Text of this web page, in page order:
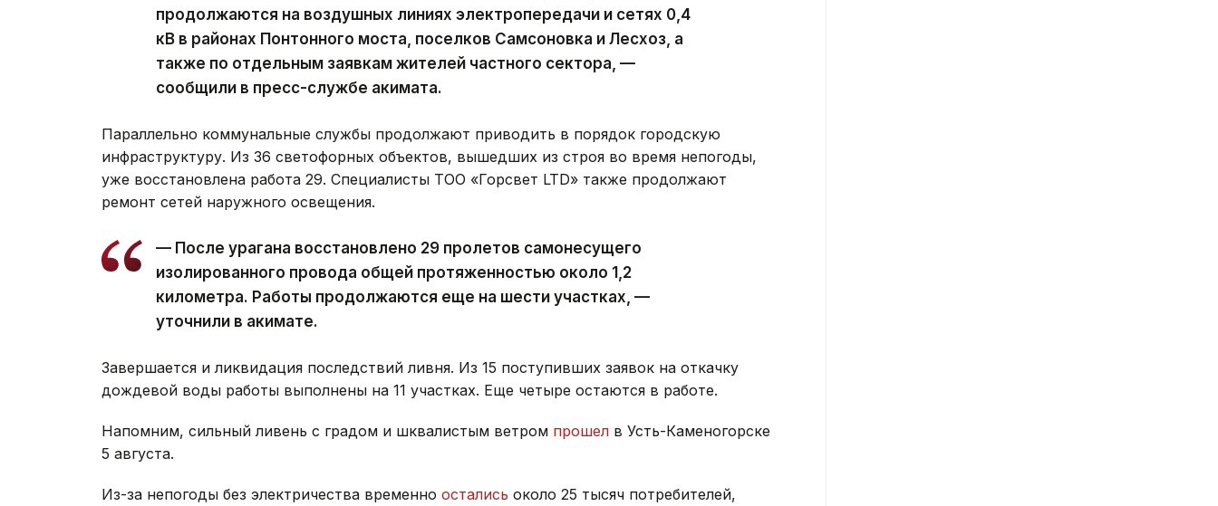
продолжаются на воздушных линиях электропередачи и сетях 0,4
кВ в районах Понтонного моста, поселков Самсоновка и Лесхоз, а
также по отдельным заявкам жителей частного сектора, —
сообщили в пресс-службе акимата.
Параллельно коммунальные службы продолжают приводить в порядок городскую
инфраструктуру. Из 36 светофорных объектов, вышедших из строя во время непогоды,
уже восстановлена работа 29. Специалисты ТОО «Горсвет LTD» также продолжают
ремонт сетей наружного освещения.
— После урагана восстановлено 29 пролетов самонесущего
изолированного провода общей протяженностью около 1,2
километра. Работы продолжаются еще на шести участках, —
уточнили в акимате.
Завершается и ликвидация последствий ливня. Из 15 поступивших заявок на откачку
дождевой воды работы выполнены на 11 участках. Еще четыре остаются в работе.
Напомним, сильный ливень с градом и шквалистым ветром прошел в Усть-Каменогорске
5 августа.
Из-за непогоды без электричества временно остались около 25 тысяч потребителей,